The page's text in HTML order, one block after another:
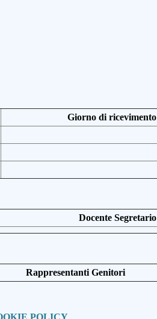
Giorno di ricevimento
Docente Segretario
Rappresentanti Genitori
POLICY